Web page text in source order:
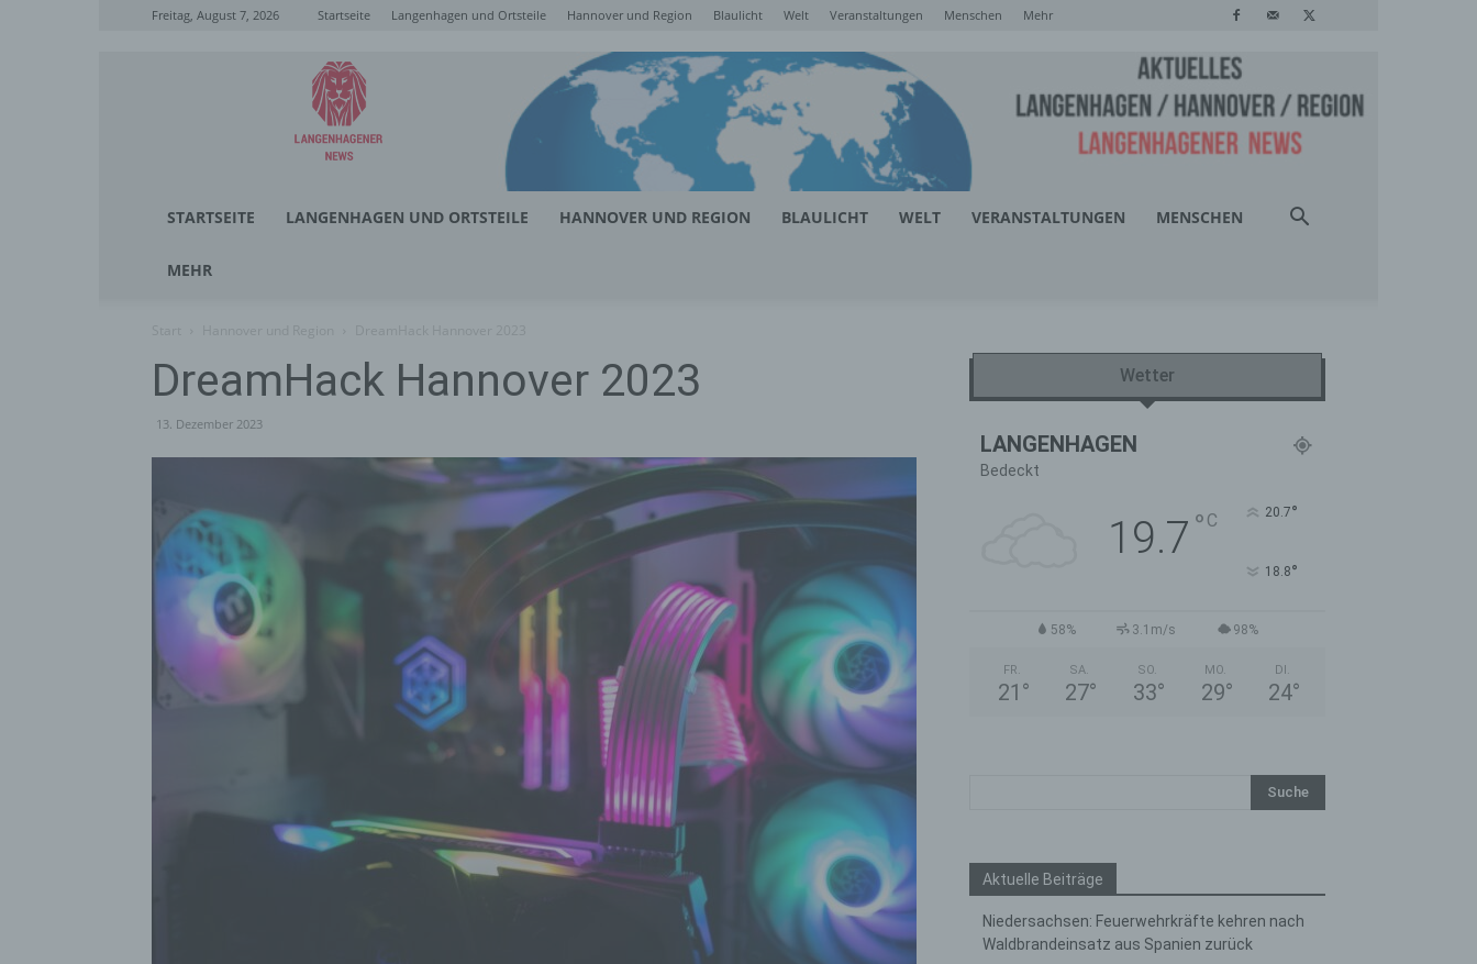
Freitag, August 7, 2026 Startseite Langenhagen und Ortsteile Hannover und Region Blaulicht Welt Veranstaltungen Menschen Mehr
Langenhagener
News
STARTSEITE LANGENHAGEN UND ORTSTEILE HANNOVER UND REGION BLAULICHT WELT VERANSTALTUNGEN MENSCHEN
MEHR
DreamHack Hannover 2023
13. Dezember 2023
Wetter
LANGENHAGEN
Bedeckt
19.7 ° C 20.7°
18.8°
58% 3.1m/s 98%
FR.
21 °
SA.
27°
SO.
33°
MO.
29°
DI.
24°
Aktuelle Beiträge
Niedersachsen: Feuerwehrkräfte kehren nach
Waldbrandeinsatz aus Spanien zurück